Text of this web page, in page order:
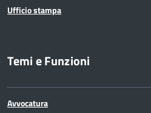
Ufficio stampa
Temi e Funzioni
Avvocatura